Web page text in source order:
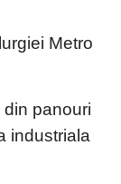
Metro
panouri
industriala